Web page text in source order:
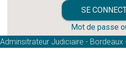
Mot de passe
Adminsitrateur Judiciaire - Bordeaux